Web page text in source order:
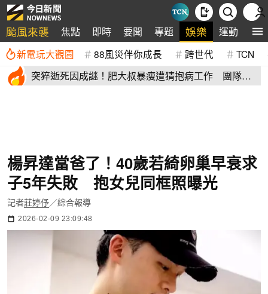
颱風來襲 焦點 即時 要聞 專題 娛樂 運動 全
新電玩大觀園 88風災伴你成長 跨世代 TCN
突猝逝死因成謎！肥大叔暴瘦遭猜抱病工作 團隊宣
楊昇達當爸了！40歲若綺卵巢早衰求
子5年失敗 抱女兒同框照曝光
記者莊婷伃／綜合報導
2026-02-09 23:09:48